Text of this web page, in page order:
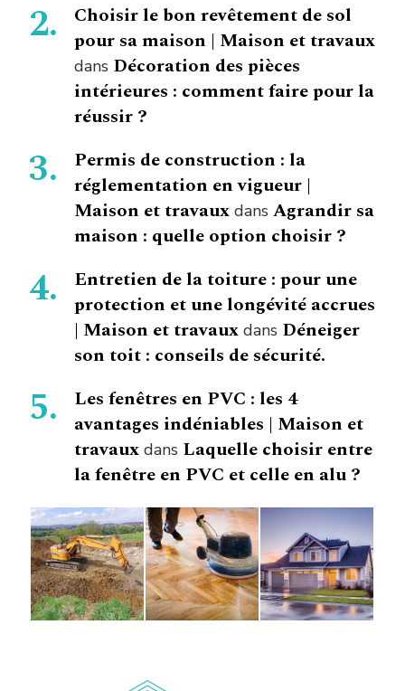
Choisir le bon revêtement de sol
pour sa maison | Maison et travaux
dans Décoration des pièces
intérieures : comment faire pour la
réussir ?
Permis de construction : la
réglementation en vigueur |
Maison et travaux dans Agrandir sa
maison : quelle option choisir ?
Entretien de la toiture : pour une
protection et une longévité accrues
| Maison et travaux dans Déneiger
son toit : conseils de sécurité.
Les fenêtres en PVC : les 4
avantages indéniables | Maison et
travaux dans Laquelle choisir entre
la fenêtre en PVC et celle en alu ?